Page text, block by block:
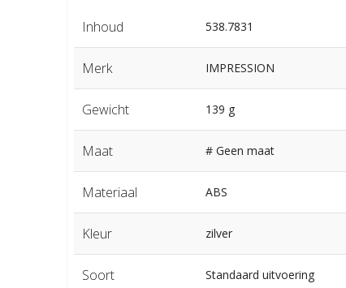
Inhoud 538.7831
Merk IMPRESSION
Gewicht 139 g
Maat # Geen maat
Materiaal ABS
Kleur zilver
Soort Standaard uitvoering